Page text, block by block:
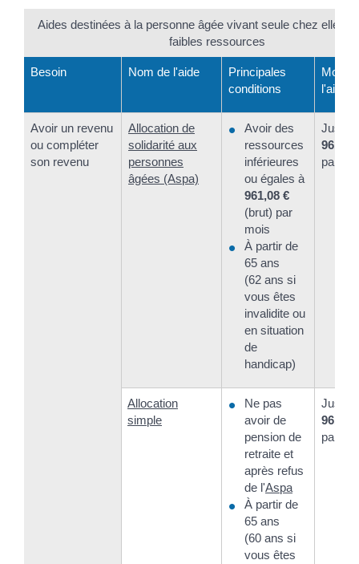
Aides destinées à la personne âgée vivant seule chez elle et
faibles ressources
Besoin Nom de l'aide
Principales
conditions
l'aide
Avoir un revenu
ou compléter
son revenu
Allocation de
solidarité aux
personnes
âgées (Aspa)
Avoir des
ressources
inférieures
ou égales à
961,08 €
(brut) par
mois
À partir de
65 ans
(62 ans si
vous êtes
invalidite ou
en situation
de
handicap)
961,08
par
Allocation
simple
Ne pas
avoir de
pension de
retraite et
après refus
de l'Aspa
À partir de
65 ans
(60 ans si
vous êtes
961,08
par